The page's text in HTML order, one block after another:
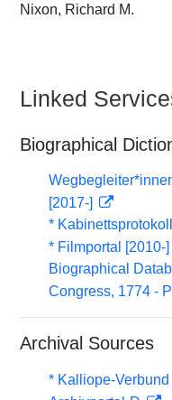
Nixon, Richard M.
Linked
Biographical
[2017-]
*
* Filmportal [2010-]
Biographical
Congress, 1774 -
Archival Sources
* Kalliope-Verbund